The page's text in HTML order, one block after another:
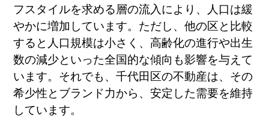
フスタイルを求める層の流入により、人口は緩
やかに増加しています。ただし、他の区と比較
すると人口規模は小さく、高齢化の進行や出生
数の減少といった全国的な傾向も影響を与えて
います。それでも、千代田区の不動産は、その
希少性とブランド力から、安定した需要を維持
しています。